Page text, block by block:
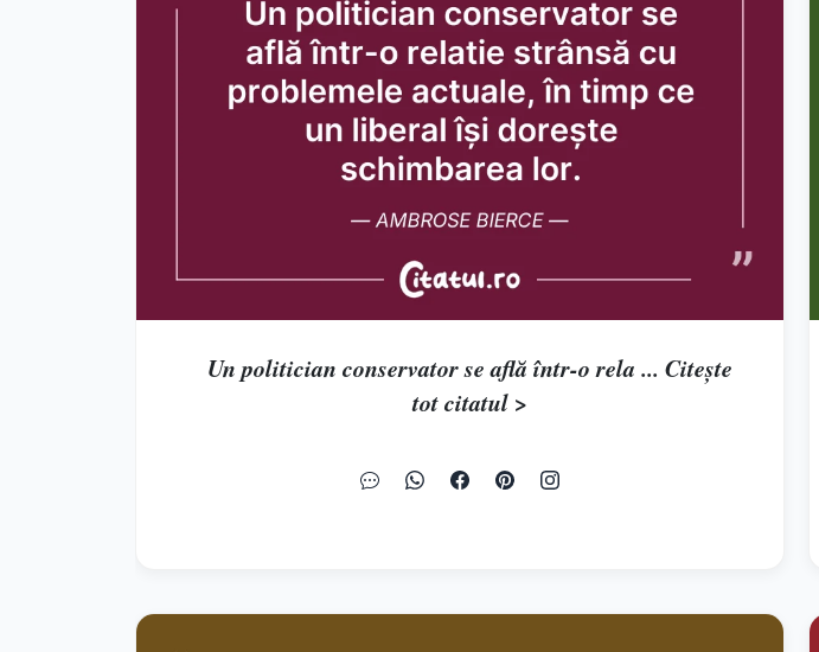
Un politician conservator se află într-o rela ... Citește
tot citatul >